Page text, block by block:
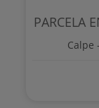
PARCELA
Calpe